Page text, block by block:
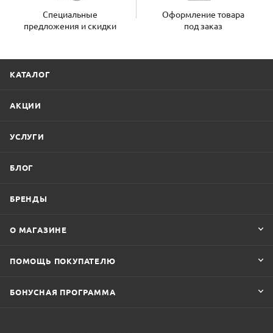
Специальные
предложения и скидки
Оформление товара
под заказ
КАТАЛОГ
АКЦИИ
УСЛУГИ
БЛОГ
БРЕНДЫ
О МАГАЗИНЕ
ПОМОЩЬ ПОКУПАТЕЛЮ
БОНУСНАЯ ПРОГРАММА